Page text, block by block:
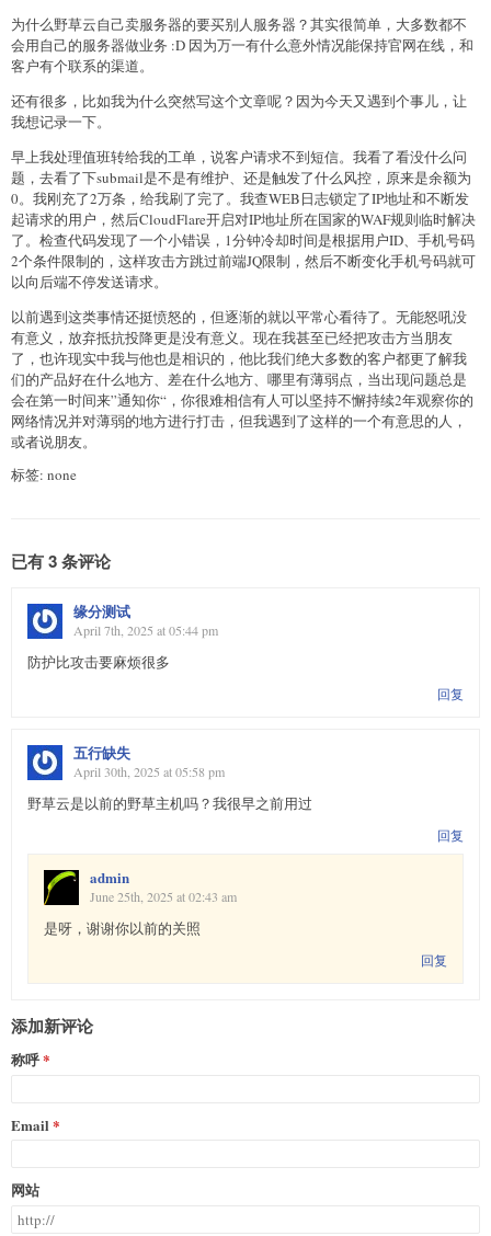
为什么野草云自己卖服务器的要买别人服务器？其实很简单，大多数都不
会用自己的服务器做业务 :D 因为万一有什么意外情况能保持官网在线，和
客户有个联系的渠道。
还有很多，比如我为什么突然写这个文章呢？因为今天又遇到个事儿，让
我想记录一下。
早上我处理值班转给我的工单，说客户请求不到短信。我看了看没什么问
题，去看了下submail是不是有维护、还是触发了什么风控，原来是余额为
0。我刚充了2万条，给我刷了完了。我查WEB日志锁定了IP地址和不断发
起请求的用户，然后CloudFlare开启对IP地址所在国家的WAF规则临时解决
了。检查代码发现了一个小错误，1分钟冷却时间是根据用户ID、手机号码
2个条件限制的，这样攻击方跳过前端JQ限制，然后不断变化手机号码就可
以向后端不停发送请求。
以前遇到这类事情还挺愤怒的，但逐渐的就以平常心看待了。无能怒吼没
有意义，放弃抵抗投降更是没有意义。现在我甚至已经把攻击方当朋友
了，也许现实中我与他也是相识的，他比我们绝大多数的客户都更了解我
们的产品好在什么地方、差在什么地方、哪里有薄弱点，当出现问题总是
会在第一时间来”通知你“，你很难相信有人可以坚持不懈持续2年观察你的
网络情况并对薄弱的地方进行打击，但我遇到了这样的一个有意思的人，
或者说朋友。
标签: none
已有 3 条评论
缘分测试
April 7th, 2025 at 05:44 pm
防护比攻击要麻烦很多
回复
五行缺失
April 30th, 2025 at 05:58 pm
野草云是以前的野草主机吗？我很早之前用过
回复
admin
June 25th, 2025 at 02:43 am
是呀，谢谢你以前的关照
回复
添加新评论
称呼
Email
网站